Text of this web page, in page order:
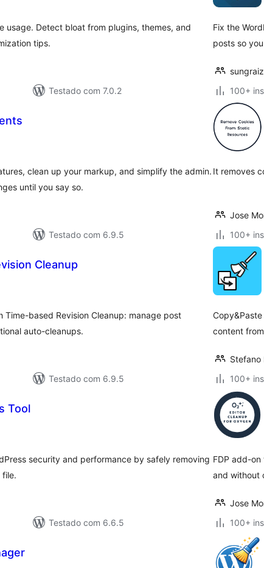
usage. Detect bloat from plugins, themes, and
tips.
Testado com 7.0.2
Fix the
posts so
100+
clean up your markup, and simplify the admin.
until you say so.
Testado com 6.9.5
It removes
Jose
100+
Cleanup
Time-based Revision Cleanup: manage post
auto-cleanups.
Testado com 6.9.5
content
Stefano
100+
Tool
security and performance by safely removing
file.
Testado com 6.6.5
FDP add-
and without
Jose
100+